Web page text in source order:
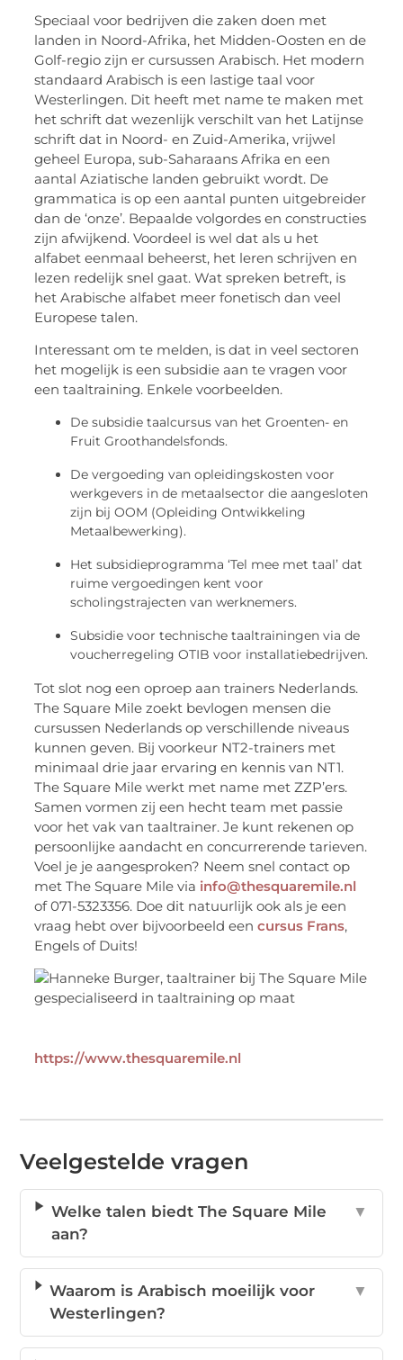
Speciaal voor bedrijven die zaken doen met
landen in Noord-Afrika, het Midden-Oosten en de
Golf-regio zijn er cursussen Arabisch. Het modern
standaard Arabisch is een lastige taal voor
Westerlingen. Dit heeft met name te maken met
het schrift dat wezenlijk verschilt van het Latijnse
schrift dat in Noord- en Zuid-Amerika, vrijwel
geheel Europa, sub-Saharaans Afrika en een
aantal Aziatische landen gebruikt wordt. De
grammatica is op een aantal punten uitgebreider
dan de ‘onze’. Bepaalde volgordes en constructies
zijn afwijkend. Voordeel is wel dat als u het
alfabet eenmaal beheerst, het leren schrijven en
lezen redelijk snel gaat. Wat spreken betreft, is
het Arabische alfabet meer fonetisch dan veel
Europese talen.
Interessant om te melden, is dat in veel sectoren
het mogelijk is een subsidie aan te vragen voor
een taaltraining. Enkele voorbeelden.
De subsidie taalcursus van het Groenten- en
Fruit Groothandelsfonds.
De vergoeding van opleidingskosten voor
werkgevers in de metaalsector die aangesloten
zijn bij OOM (Opleiding Ontwikkeling
Metaalbewerking).
Het subsidieprogramma ‘Tel mee met taal’ dat
ruime vergoedingen kent voor
scholingstrajecten van werknemers.
Subsidie voor technische taaltrainingen via de
voucherregeling OTIB voor installatiebedrijven.
Tot slot nog een oproep aan trainers Nederlands.
The Square Mile zoekt bevlogen mensen die
cursussen Nederlands op verschillende niveaus
kunnen geven. Bij voorkeur NT2-trainers met
minimaal drie jaar ervaring en kennis van NT1.
The Square Mile werkt met name met ZZP’ers.
Samen vormen zij een hecht team met passie
voor het vak van taaltrainer. Je kunt rekenen op
persoonlijke aandacht en concurrerende tarieven.
Voel je je aangesproken? Neem snel contact op
met The Square Mile via info@thesquaremile.nl
of 071-5323356. Doe dit natuurlijk ook als je een
vraag hebt over bijvoorbeeld eencursus Frans,
Engels of Duits!
https://www.thesquaremile.nl
Veelgestelde vragen
Welke talen biedt The Square Mile
aan?
▼
Waarom is Arabisch moeilijk voor
Westerlingen?
▼